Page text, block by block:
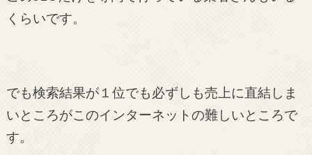
くらいです。
でも検索結果が１位でも必ずしも売上に直結しま
いところがこのインターネットの難しいところで
す。